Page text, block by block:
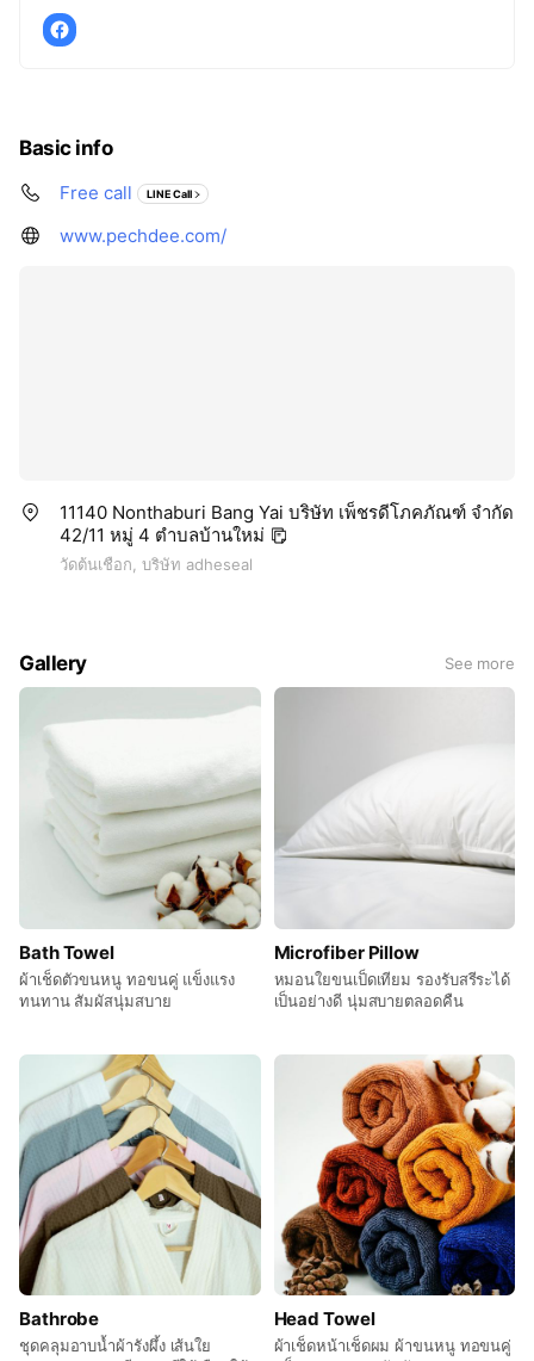
Basic info
Free call LINE Call
www.pechdee.com/
11140 Nonthaburi Bang Yai บริษัท เพ็ชรดีโภคภัณฑ์ จำกัด
42/11 หมู่ 4 ตำบลบ้านใหม่
วัดต้นเชือก, บริษัท adheseal
Gallery See more
Bath Towel
ผ้าเช็ดตัวขนหนู ทอขนคู่ แข็งแรง
ทนทาน สัมผัสนุ่มสบาย
Microfiber Pillow
หมอนใยขนเป็ดเทียม รองรับสรีระได้
เป็นอย่างดี นุ่มสบายตลอดคืน
Bathrobe
ชุดคลุมอาบน้ำผ้ารังผึ้ง เส้นใย
Head Towel
ผ้าเช็ดหน้าเช็ดผม ผ้าขนหนู ทอขนคู่